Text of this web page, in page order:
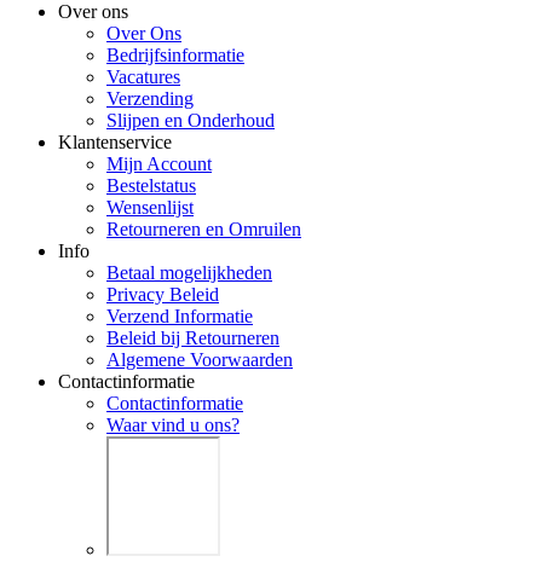
Over ons
Over Ons
Bedrijfsinformatie
Vacatures
Verzending
Slijpen en Onderhoud
Klantenservice
Mijn Account
Bestelstatus
Wensenlijst
Retourneren en Omruilen
Info
Betaal mogelijkheden
Privacy Beleid
Verzend Informatie
Beleid bij Retourneren
Algemene Voorwaarden
Contactinformatie
Contactinformatie
Waar vind u ons?